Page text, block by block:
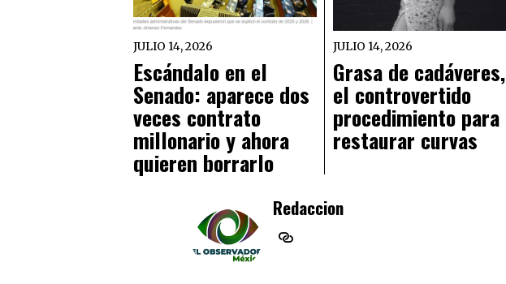
JULIO 14, 2026
Escándalo en el
Senado: aparece dos
veces contrato
millonario y ahora
quieren borrarlo
JULIO 14, 2026
Grasa de cadáveres,
el controvertido
procedimiento para
restaurar curvas
Redaccion